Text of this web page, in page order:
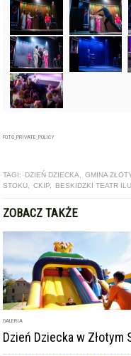
FOTO_PRIVATE_POLICY
TAGI: DZIEŃ DZIECKA, GMINA
STOKU, CKIP, BESKIDZKI TEATR
ZOBACZ TAKŻE
GALERIA
Dzień Dziecka w Złotym